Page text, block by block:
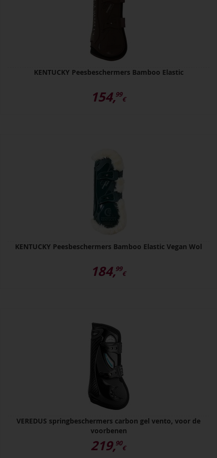
KENTUCKY Peesbeschermers Bamboo Elastic
154,99
€
KENTUCKY Peesbeschermers Bamboo Elastic Vegan Wol
184,99
€
VEREDUS springbeschermers carbon gel vento, voor de
voorbenen
219,90
€